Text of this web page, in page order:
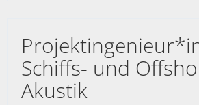
Schiffs- und
Akustik